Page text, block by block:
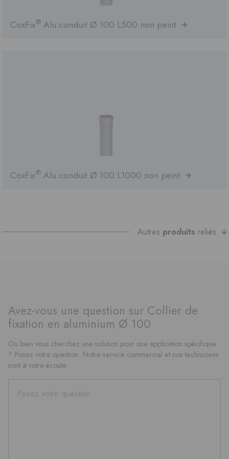
CoxFix® Alu conduit Ø 100 L500 non peint
CoxFix® Alu conduit Ø 100 L1000 non peint
Autres produits reliés
Avez-vous une question sur Collier de
fixation en aluminium Ø 100
Ou bien vous cherchez une solution pour une application spécifique
? Posez votre question. Notre service commercial et nos techniciens
sont à votre écoute.